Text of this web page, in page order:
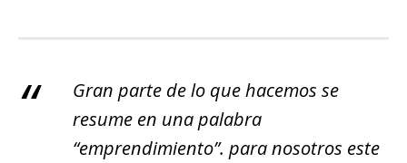
Gran parte de lo que hacemos se
resume en una palabra
“emprendimiento”. para nosotros este